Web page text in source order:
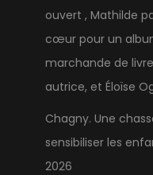
ouvert , Mathilde
cœur pour un
marchande de
autrice, et Éloïse
Chagny. Une
sensibiliser les
2026